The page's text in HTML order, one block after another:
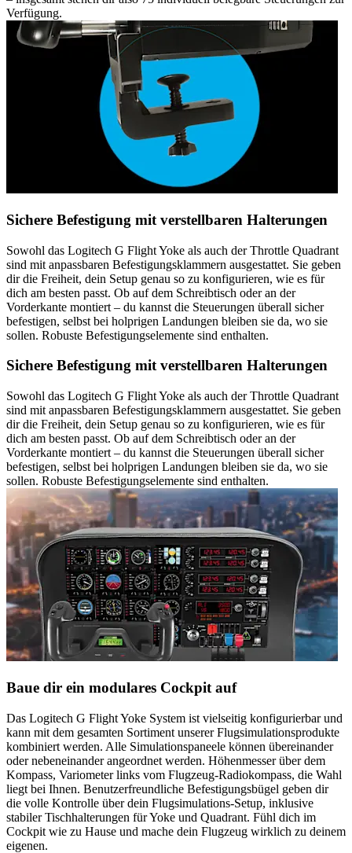
Verfügung.
Sichere Befestigung mit verstellbaren Halterungen
Sowohl das Logitech G Flight Yoke als auch der Throttle Quadrant
sind mit anpassbaren Befestigungsklammern ausgestattet. Sie geben
dir die Freiheit, dein Setup genau so zu konfigurieren, wie es für
dich am besten passt. Ob auf dem Schreibtisch oder an der
Vorderkante montiert – du kannst die Steuerungen überall sicher
befestigen, selbst bei holprigen Landungen bleiben sie da, wo sie
sollen. Robuste Befestigungselemente sind enthalten.
Sichere Befestigung mit verstellbaren Halterungen
Sowohl das Logitech G Flight Yoke als auch der Throttle Quadrant
sind mit anpassbaren Befestigungsklammern ausgestattet. Sie geben
dir die Freiheit, dein Setup genau so zu konfigurieren, wie es für
dich am besten passt. Ob auf dem Schreibtisch oder an der
Vorderkante montiert – du kannst die Steuerungen überall sicher
befestigen, selbst bei holprigen Landungen bleiben sie da, wo sie
sollen. Robuste Befestigungselemente sind enthalten.
Baue dir ein modulares Cockpit auf
Das Logitech G Flight Yoke System ist vielseitig konfigurierbar und
kann mit dem gesamten Sortiment unserer Flugsimulationsprodukte
kombiniert werden. Alle Simulationspaneele können übereinander
oder nebeneinander angeordnet werden. Höhenmesser über dem
Kompass, Variometer links vom Flugzeug-Radiokompass, die Wahl
liegt bei Ihnen. Benutzerfreundliche Befestigungsbügel geben dir
die volle Kontrolle über dein Flugsimulations-Setup, inklusive
stabiler Tischhalterungen für Yoke und Quadrant. Fühl dich im
Cockpit wie zu Hause und mache dein Flugzeug wirklich zu deinem
eigenen.